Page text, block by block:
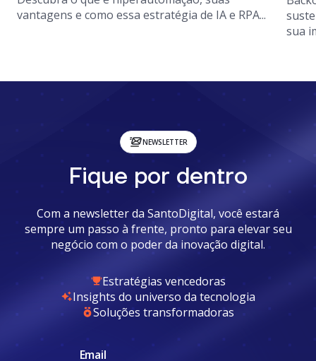
vantagens e como essa estratégia de IA e RPA...
sua
NEWSLETTER
Fique por dentro
Com a newsletter da SantoDigital, você estará
sempre um passo à frente, pronto para elevar seu
negócio com o poder da inovação digital.
Estratégias vencedoras
Insights do universo da tecnologia
Soluções transformadoras
Email